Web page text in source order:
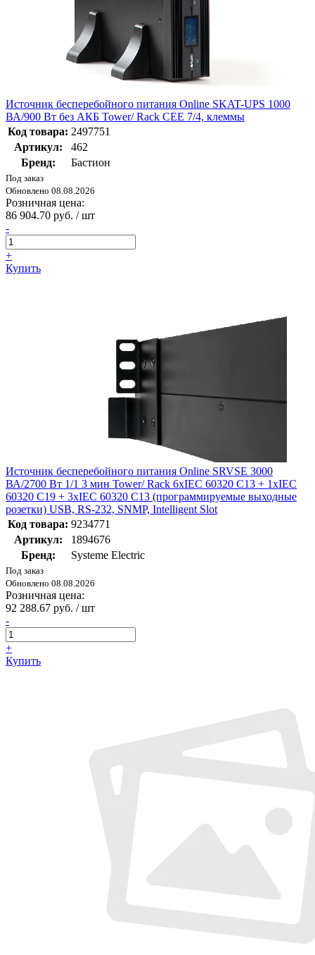
Источник бесперебойного питания Online SKAT-UPS 1000
ВА/900 Вт без АКБ Tower/ Rack CEE 7/4, клеммы
Код товара: 2497751
Артикул:
462
Бренд:
Бастион
Под заказ
Обновлено 08.08.2026
Розничная цена:
86 904.70 руб. / шт
-
+
Купить
Источник бесперебойного питания Online SRVSE 3000
ВА/2700 Вт 1/1 3 мин Tower/ Rack 6хIEC 60320 C13 + 1хIEC
60320 C19 + 3хIEC 60320 C13 (программируемые выходные
розетки) USB, RS-232, SNMP, Intelligent Slot
Код товара: 9234771
Артикул:
1894676
Бренд:
Systeme Electric
Под заказ
Обновлено 08.08.2026
Розничная цена:
92 288.67 руб. / шт
-
+
Купить